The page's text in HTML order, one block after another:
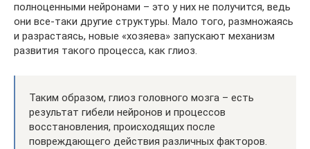
полноценными нейронами – это у них не получится, ведь
они все-таки другие структуры. Мало того, размножаясь
и разрастаясь, новые «хозяева» запускают механизм
развития такого процесса, как глиоз.
Таким образом, глиоз головного мозга – есть
результат гибели нейронов и процессов
восстановления, происходящих после
повреждающего действия различных факторов.